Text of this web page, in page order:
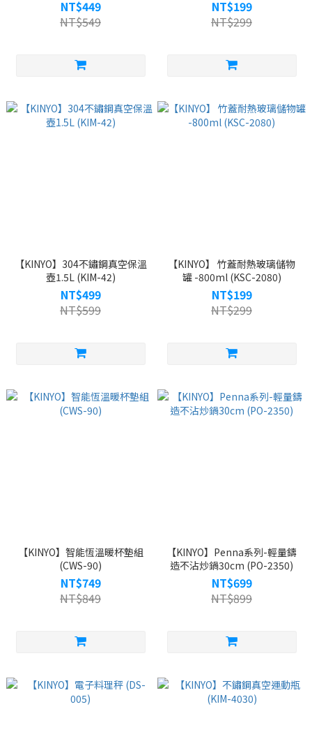
NT$449
NT$549
NT$199
NT$299
【KINYO】304不鏽鋼真空保溫
壺1.5L (KIM-42)
NT$499
NT$599
【KINYO】 竹蓋耐熱玻璃儲物
罐 -800ml (KSC-2080)
NT$199
NT$299
【KINYO】智能恆溫暖杯墊組
(CWS-90)
NT$749
NT$849
【KINYO】Penna系列-輕量鑄
造不沾炒鍋30cm (PO-2350)
NT$699
NT$899